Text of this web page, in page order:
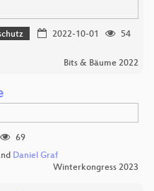
2022-10-01
54
Bits & Bäume 2022
69
Daniel Graf
Winterkongress 2023